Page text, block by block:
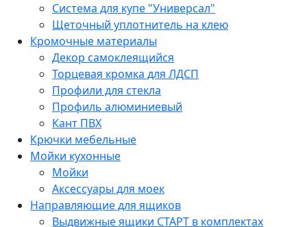
Система для купе "Универсал"
Щеточный уплотнитель на клею
Кромочные материалы
Декор самоклеящийся
Торцевая кромка для ЛДСП
Профили для стекла
Профиль алюминиевый
Кант ПВХ
Крючки мебельные
Мойки кухонные
Мойки
Аксессуары для моек
Направляющие для ящиков
Выдвижные ящики СТАРТ в комплектах